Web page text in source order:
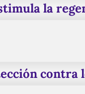
la
contra